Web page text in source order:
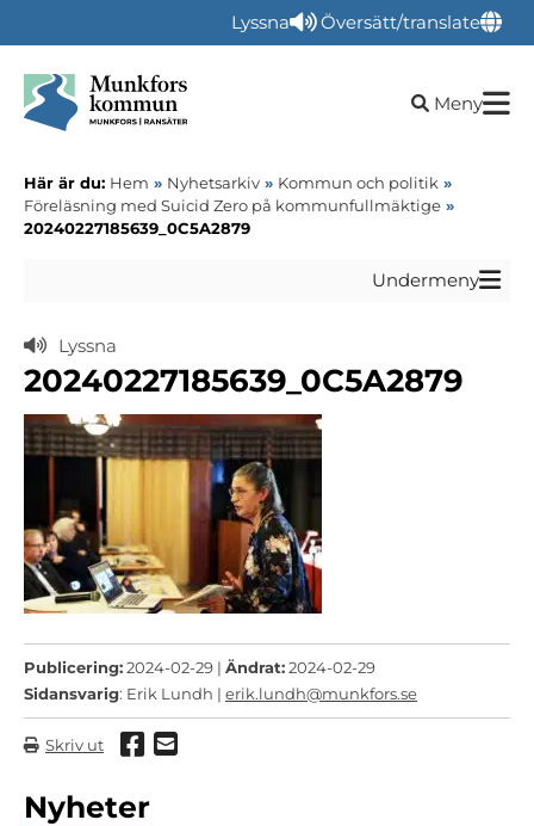
Lyssna Översätt/translate
Öppna
Meny
Här är du: Hem » Nyhetsarkiv » Kommun och politik »
Föreläsning med Suicid Zero på kommunfullmäktige »
20240227185639_0C5A2879
Undermeny
Lyssna
20240227185639_0C5A2879
Publicering:2024-02-29 | Ändrat:2024-02-29
Sidansvarig: Erik Lundh | erik.lundh@munkfors.se
Skriv ut Dela via Facebook
Dela via mail
Nyheter